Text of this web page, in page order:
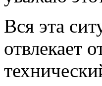
Вся эта
отвлекает